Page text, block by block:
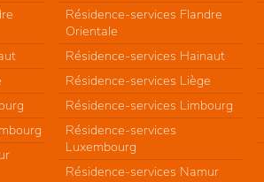
Résidence-services Flandre
Orientale
Résidence-services Hainaut
Résidence-services Liège
Résidence-services Limbourg
Résidence-services
Luxembourg
Résidence-services Namur